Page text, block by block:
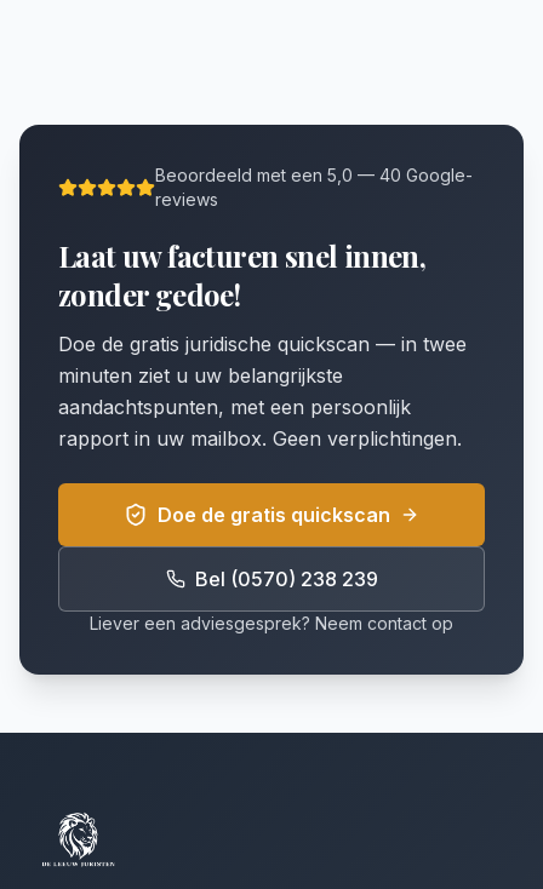
Beoordeeld met een 5,0 — 40 Google-
reviews
Laat uw facturen snel innen,
zonder gedoe!
Doe de gratis juridische quickscan — in twee
minuten ziet u uw belangrijkste
aandachtspunten, met een persoonlijk
rapport in uw mailbox. Geen verplichtingen.
Doe de gratis quickscan
Bel (0570) 238 239
Liever een adviesgesprek? Neem contact op